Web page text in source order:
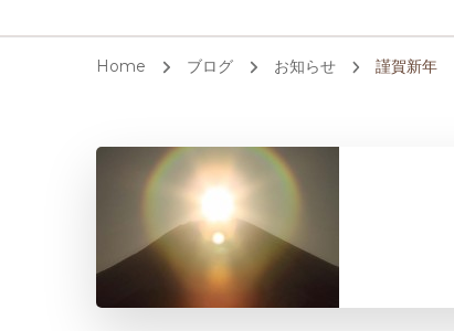
Home ブログ お知らせ 謹賀新年